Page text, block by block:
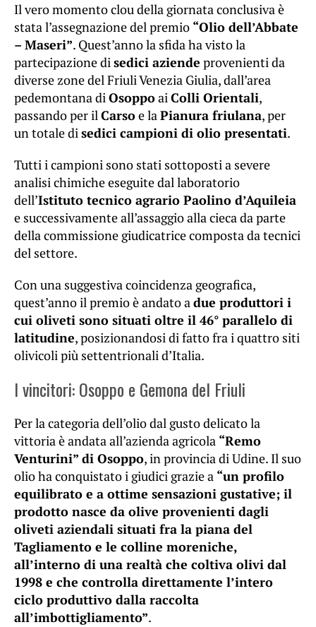
Il vero momento clou della giornata conclusiva è
stata l’assegnazione del premio “Olio dell’Abbate
– Maseri”. Quest’anno la sfida ha visto la
partecipazione disedici aziende provenienti da
diverse zone del Friuli Venezia Giulia, dall’area
pedemontana diOsoppoaiColli Orientali,
passando per ilCarsoe laPianura friulana, per
un totale disedici campioni di olio presentati.
Tutti i campioni sono stati sottoposti a severe
analisi chimiche eseguite dal laboratorio
dell’Istituto tecnico agrario Paolino d’Aquileia
e successivamente all’assaggio alla cieca da parte
della commissione giudicatrice composta da tecnici
del settore.
Con una suggestiva coincidenza geografica,
quest’anno il premio è andato adue produttori i
cui oliveti sono situati oltre il 46° parallelo di
latitudine, posizionandosi di fatto fra i quattro siti
olivicoli più settentrionali d’Italia.
I vincitori: Osoppo e Gemona del Friuli
Per la categoria dell’olio dal gusto delicato la
vittoria è andata all’azienda agricola “Remo
Venturini” di Osoppo, in provincia di Udine. Il suo
olio ha conquistato i giudici grazie a “un profilo
equilibrato e a ottime sensazioni gustative; il
prodotto nasce da olive provenienti dagli
oliveti aziendali situati fra la piana del
Tagliamento e le colline moreniche,
all’interno di una realtà che coltiva olivi dal
1998 e che controlla direttamente l’intero
ciclo produttivo dalla raccolta
all’imbottigliamento”.